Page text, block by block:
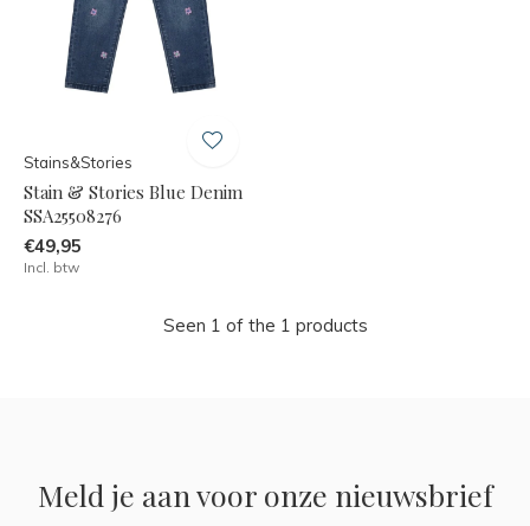
Stains&Stories
Stain & Stories Blue Denim
SSA25508276
€49,95
Incl. btw
Seen 1 of the 1 products
Meld je aan voor onze nieuwsbrief